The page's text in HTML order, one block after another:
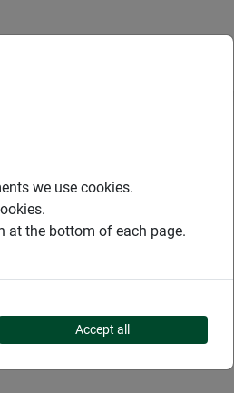
we use cookies.
at the bottom of each page.
Accept all